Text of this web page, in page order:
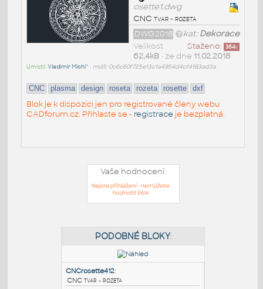
osette1.dwg
CNC tvar - rozeta
kat:Dekorace
DWG2018
Staženo: 364x
Velikost
62,4kB• ze dne 11.02.2018
Umístil:Vladimir Michl^ • md5: 0c6c60f725e13c1a4954d4cf4183ad3a
CNC plasma design roseta rozeta rosette dxf
Blok je k dispozici jen pro registrované členy webu
CADforum.cz. Přihlaste se - registrace je bezplatná.
Vaše hodnocení:
Nejste přihlášeni - nemůžete
hodnotit blok